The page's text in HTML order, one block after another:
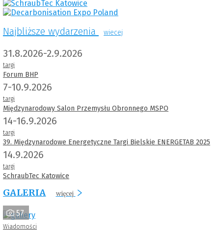
Najbliższe wydarzenia wiecej
31.8.2026-2.9.2026
targi
Forum BHP
7-10.9.2026
targi
Międzynarodowy Salon Przemysłu Obronnego MSPO
14-16.9.2026
targi
39. Międzynarodowe Energetyczne Targi Bielskie ENERGETAB 2025
14.9.2026
targi
SchraubTec Katowice
GALERIA więcej
57
Wiadomości